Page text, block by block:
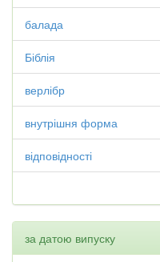
балада
Біблія
верлібр
внутрішня форма
відповідності
за датою випуску